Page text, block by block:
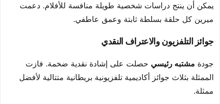
يمكن أن ينتج دراسات شخصية طويلة منافسة للأفلام. دعمت
ميرين كل حلقة بسلطة ثابتة وعمق عاطفي.
جوائز التلفزيون والاعتراف النقدي
جودة مشتبه رئيسي حصلت على إشادة نقدية ضخمة. فازت
الممثلة بثلاث جوائز أكاديمية تلفزيونية بريطانية متتالية لأفضل
ممثلة.